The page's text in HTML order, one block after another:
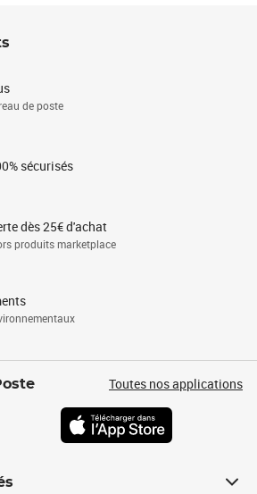
de poste
sécurisés
dès 25€ d'achat
produits marketplace
Toutes nos applications